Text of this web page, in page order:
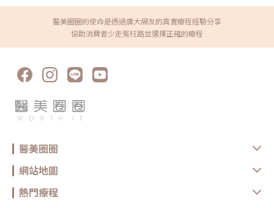
先對！★溫馨提醒★小編要提醒大家，醫療並非單純的商業交易，所有的療
程都伴隨著風險。因此，作為消費者應該謹慎選擇合適的醫療方案，以確保
安全與健康。
鳳凰電波偏向輪廓拉提與深層緊實。選擇重點應該是你的需求，而不是單看
療程定位不同，並非互相取代關係。若主要需求是膚質與輕度緊緻，無雙電
波可能適合；若主要需求是明顯輪廓拉提，鳳凰電波仍有其定位。Q3：無
雙電波適合年輕人嗎？若已開始出現膚質粗糙、毛孔、細紋或輕微鬆弛，無
雙電波可作為早期保養型選項。不過仍建議由專業醫師評估是否真的需要施
保養方式、能量設定與個人體質不同而有差異。多數電波療程並非永久效
果，通常需要定期保養。Q5：做完電波可以馬上化妝嗎？多數情況下恢復
期不長，但實際仍需依個人膚況與療程反應而定。若出現泛紅、敏感或熱
護。選對療程，比跟風更重要無雙電波與鳳凰電波各有優勢，前者偏向細緻
膚質與自然緊緻，後者則更聚焦在輪廓拉提與深層抗老。與其問「哪一個比
較厲害」，不如先釐清自己最在意的是膚質、鬆弛、輪廓，還是整體老化
時，也建議選擇原廠認證或合法合格的醫療院所，確認設備來源、探頭是否
為原廠正貨，以及操作人員是否具備相關經驗，這些都是影響療程安全與效
合自己的選擇。建議在施作前，先與專業醫療院所充分諮詢，了解自身膚
況、期待效果與可能限制，再做出更安心的決定。真正理想的變美，不是追
自信。鳳凰電波原廠認證診所：https://www.thermageflx.co/無雙電波原
廠認證診所：https://asia-density.com/map★溫馨提醒★小編要提醒大
醫美圈圈的使命是透過廣大網友的真實療程經驗分享
協助消費者少走冤枉路並選擇正確的療程
醫美圈圈
網站地圖
熱門療程